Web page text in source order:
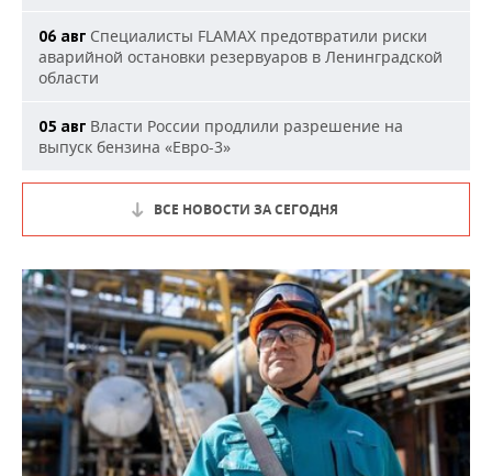
06 авг Специалисты FLAMAX предотвратили риски
аварийной остановки резервуаров в Ленинградской
области
05 авг Власти России продлили разрешение на
выпуск бензина «Евро-3»
ВСЕ НОВОСТИ ЗА СЕГОДНЯ